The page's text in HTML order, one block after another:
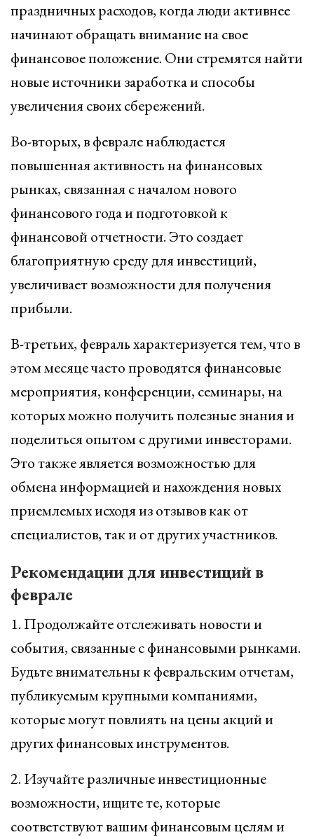
праздничных расходов, когда люди активнее
начинают обращать внимание на свое
финансовое положение. Они стремятся найти
новые источники заработка и способы
увеличения своих сбережений.
Во-вторых, в феврале наблюдается
повышенная активность на финансовых
рынках, связанная с началом нового
финансового года и подготовкой к
финансовой отчетности. Это создает
благоприятную среду для инвестиций,
увеличивает возможности для получения
прибыли.
В-третьих, февраль характеризуется тем, что в
этом месяце часто проводятся финансовые
мероприятия, конференции, семинары, на
которых можно получить полезные знания и
поделиться опытом с другими инвесторами.
Это также является возможностью для
обмена информацией и нахождения новых
приемлемых исходя из отзывов как от
специалистов, так и от других участников.
Рекомендации для инвестиций в
феврале
1. Продолжайте отслеживать новости и
события, связанные с финансовыми рынками.
Будьте внимательны к февральским отчетам,
публикуемым крупными компаниями,
которые могут повлиять на цены акций и
других финансовых инструментов.
2. Изучайте различные инвестиционные
возможности, ищите те, которые
соответствуют вашим финансовым целям и